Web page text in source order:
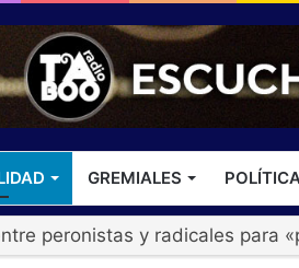
GREMIALES